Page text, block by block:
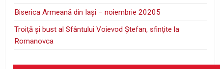
Biserica Armeană din Iași – noiembrie 20205
Troiţă şi bust al Sfântului Voievod Ştefan, sfinţite la
Romanovca